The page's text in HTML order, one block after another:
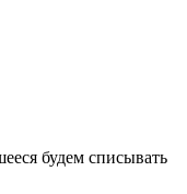
будем списывать